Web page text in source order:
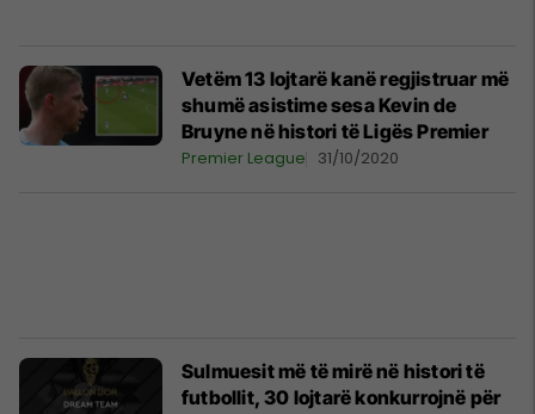
Vetëm 13 lojtarë kanë regjistruar më
shumë asistime sesa Kevin de
Bruyne në histori të Ligës Premier
Premier League 31/10/2020
Sulmuesit më të mirë në histori të
futbollit, 30 lojtarë konkurrojnë për